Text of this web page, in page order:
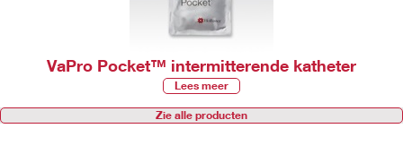
VaPro Pocket™ intermitterende katheter
Lees meer
Zie alle producten